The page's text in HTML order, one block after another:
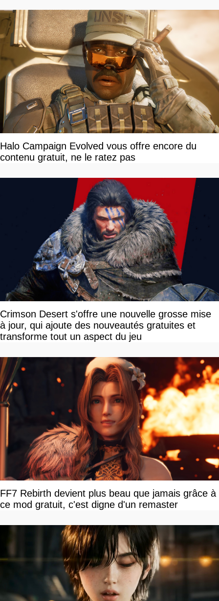
Halo Campaign Evolved vous offre encore du
contenu gratuit, ne le ratez pas
Crimson Desert s'offre une nouvelle grosse mise
à jour, qui ajoute des nouveautés gratuites et
transforme tout un aspect du jeu
FF7 Rebirth devient plus beau que jamais grâce à
ce mod gratuit, c'est digne d'un remaster